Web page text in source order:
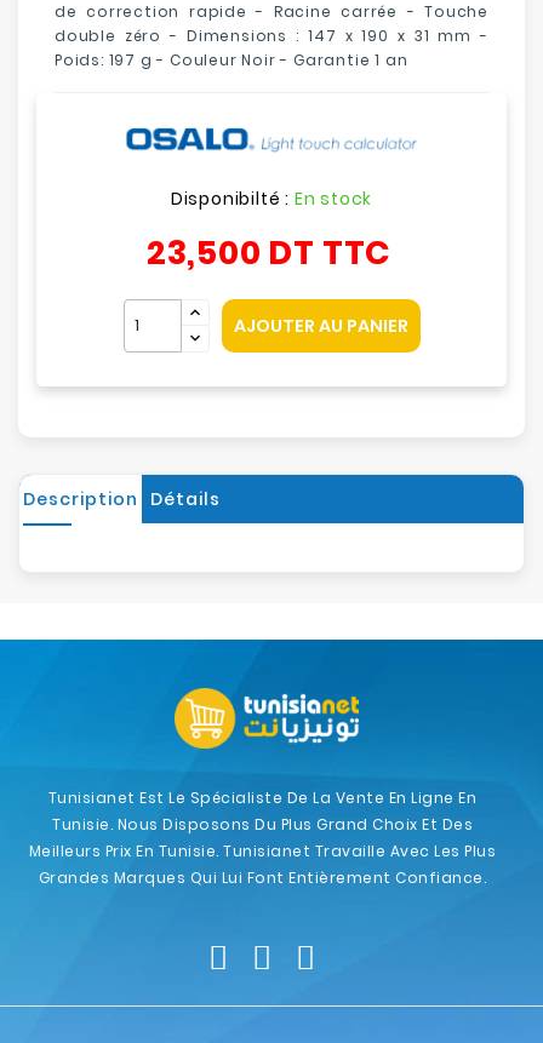
de correction rapide - Racine carrée - Touche
double zéro - Dimensions : 147 x 190 x 31 mm -
Poids: 197 g - Couleur Noir - Garantie 1 an
Disponibilté : En stock
23,500 DT TTC
AJOUTER AU PANIER
Description Détails
Tunisianet Est Le Spécialiste De La Vente En Ligne En
Tunisie. Nous Disposons Du Plus Grand Choix Et Des
Meilleurs Prix En Tunisie. Tunisianet Travaille Avec Les Plus
Grandes Marques Qui Lui Font Entièrement Confiance.